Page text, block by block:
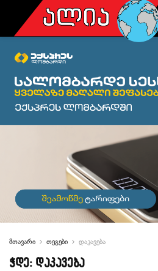
მთავარი თეგები დაკავება
ჭდე: დაკავება